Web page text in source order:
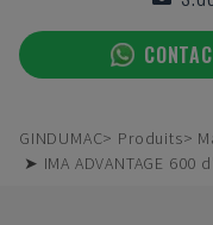
GINDUMAC Produits
➤ IMA ADVANTAGE